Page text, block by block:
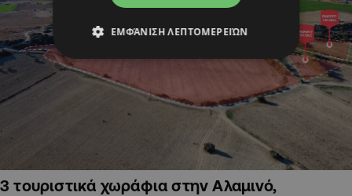
3 τουριστικά χωράφια στην Αλαμινό,
ΕΜΦΆΝΙΣΗ ΛΕΠΤΟΜΕΡΕΙΏΝ